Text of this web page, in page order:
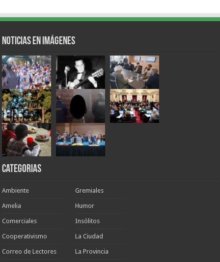
Noticias en Imágenes
Categorias
Ambiente
Amelia
Comerciales
Cooperativismo
Correo de Lectores
Gremiales
Humor
Insólitos
La Ciudad
La Provincia